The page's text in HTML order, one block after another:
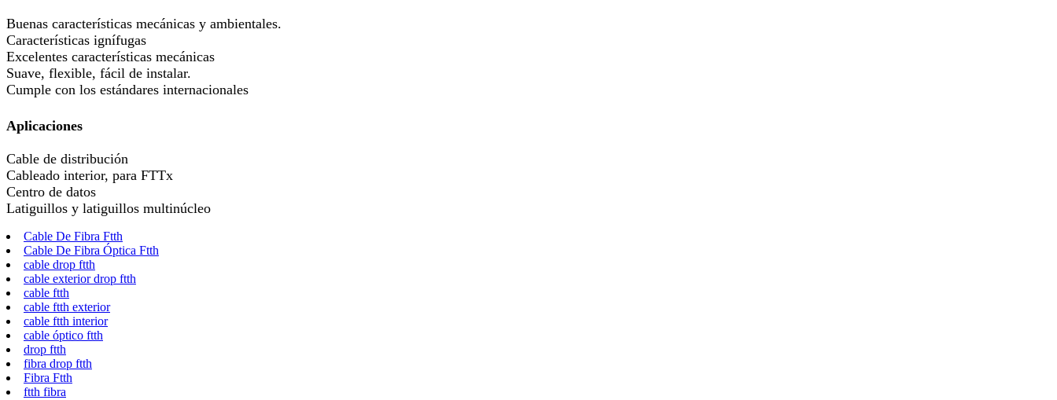
Buenas características mecánicas y ambientales.
Características ignífugas
Excelentes características mecánicas
Suave, flexible, fácil de instalar.
Cumple con los estándares internacionales
Aplicaciones
Cable de distribución
Cableado interior, para FTTx
Centro de datos
Latiguillos y latiguillos multinúcleo
Cable De Fibra Ftth
Cable De Fibra Óptica Ftth
cable drop ftth
cable exterior drop ftth
cable ftth
cable ftth exterior
cable ftth interior
cable óptico ftth
drop ftth
fibra drop ftth
Fibra Ftth
ftth fibra